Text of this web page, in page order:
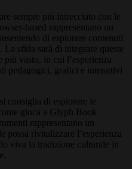
sempre più intrecciato con le
based rappresentano un
di esplorare contenuti
sfida sarà di integrare queste
vasto, in cui l’esperienza
pedagogici, grafici e interattivi
consiglia di esplorare le
gioca a Glyph Book
rappresentano un
possa rivitalizzare l’esperienza
viva la tradizione culturale in